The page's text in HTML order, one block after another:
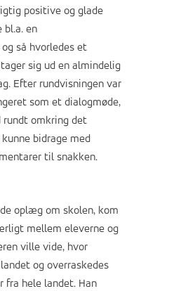
positive og glade
bl.a. en
så hvorledes et
sig ud en almindelig
Efter rundvisningen var
som et dialogmøde,
rundt omkring det
bidrage med
til snakken.
oplæg om skolen, kom
mellem eleverne og
ville vide, hvor
og overraskedes
fra hele landet. Han